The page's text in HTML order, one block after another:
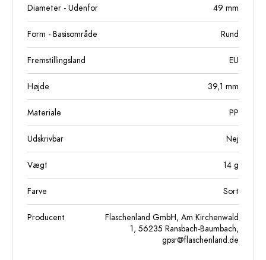
Diameter - Udenfor 49 mm
Form - Basisområde Rund
Fremstillingsland EU
Højde 39,1 mm
Materiale PP
Udskrivbar Nej
Vægt 14 g
Farve Sort
Producent
Flaschenland GmbH, Am Kirchenwald
1, 56235 Ransbach-Baumbach,
gpsr@flaschenland.de